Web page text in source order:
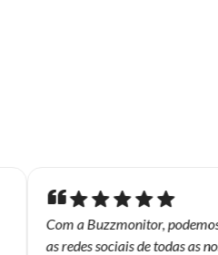
Com a Buzzmonitor,
as redes sociais de todas as